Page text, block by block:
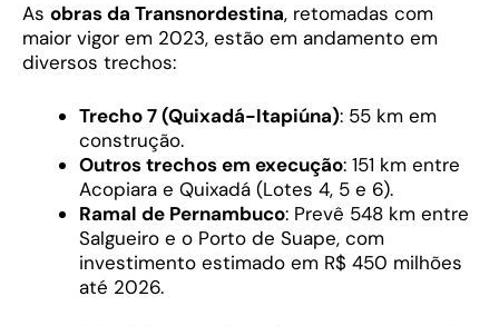
As obras da Transnordestina, retomadas com
maior vigor em 2023, estão em andamento em
diversos trechos:
Trecho 7 (Quixadá-Itapiúna): 55 km em
construção.
Outros trechos em execução: 151 km entre
Acopiara e Quixadá (Lotes 4, 5 e 6).
Ramal de Pernambuco: Prevê 548 km entre
Salgueiro e o Porto de Suape, com
investimento estimado em R$ 450 milhões
até 2026.